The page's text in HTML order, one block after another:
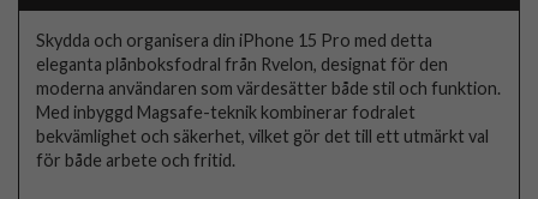
Skydda och organisera din iPhone 15 Pro med detta
eleganta plånboksfodral från Rvelon, designat för den
moderna användaren som värdesätter både stil och funktion.
Med inbyggd Magsafe-teknik kombinerar fodralet
bekvämlighet och säkerhet, vilket gör det till ett utmärkt val
för både arbete och fritid.